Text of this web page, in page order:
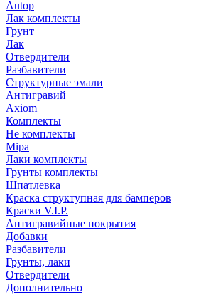
Autop
Лак комплекты
Грунт
Лак
Отвердители
Разбавители
Структурные эмали
Антигравий
Axiom
Комплекты
Не комплекты
Mipa
Лаки комплекты
Грунты комплекты
Шпатлевка
Краска структупная для бамперов
Краски V.I.P.
Антигравийные покрытия
Добавки
Разбавители
Грунты, лаки
Отвердители
Дополнительно